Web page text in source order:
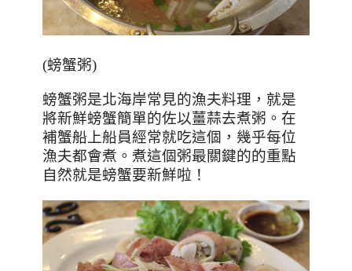
(螃蟹粥)
螃蟹粥是北海岸常見的漁夫料理，就是
將新鮮螃蟹簡單的佐以薑蒜去煮粥。在
補蟹船上船員經常就吃這個，幾乎每位
漁夫都會煮。煮這個粥最關鍵的的重點
自然就是螃蟹要新鮮啦！